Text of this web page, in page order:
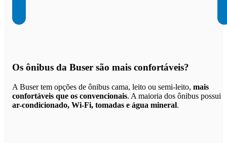
Os ônibus da Buser são mais confortáveis?
A Buser tem opções de ônibus cama, leito ou semi-leito, mais
confortáveis que os convencionais. A maioria dos ônibus possui
ar-condicionado, Wi-Fi, tomadas e água mineral.